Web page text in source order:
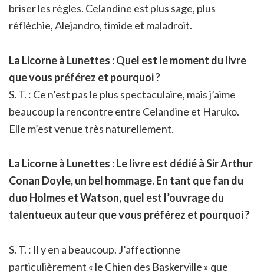
briser les règles. Celandine est plus sage, plus
réfléchie, Alejandro, timide et maladroit.
La Licorne à Lunettes : Quel est le moment du livre
que vous préférez et pourquoi ?
S. T. : Ce n’est pas le plus spectaculaire, mais j’aime
beaucoup la rencontre entre Celandine et Haruko.
Elle m’est venue très naturellement.
La Licorne à Lunettes : Le livre est dédié à Sir Arthur
Conan Doyle, un bel hommage. En tant que fan du
duo Holmes et Watson, quel est l’ouvrage du
talentueux auteur que vous préférez et pourquoi ?
S. T. : Il y en a beaucoup. J’affectionne
particulièrement « le Chien des Baskerville » que